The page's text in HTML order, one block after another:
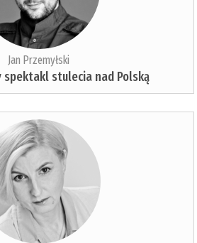
Jan Przemyłski
spektakl stulecia nad Polską